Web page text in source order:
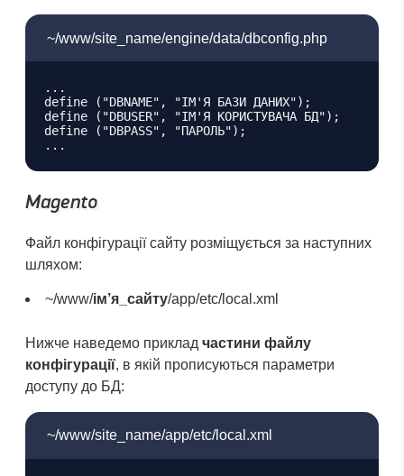
~/www/site_name/engine/data/dbconfig.php
...
define ("DBNAME", "ІМ'Я БАЗИ ДАНИХ");
define ("DBUSER", "ІМ'Я КОРИСТУВАЧА БД");
define ("DBPASS", "ПАРОЛЬ");
Magento
Файл конфігурації сайту розміщується за наступних
шляхом:
~/www/ім’я_сайту/app/etc/local.xml
Нижче наведемо приклад частини файлу
конфігурації, в якій прописуються параметри
доступу до БД:
~/www/site_name/app/etc/local.xml